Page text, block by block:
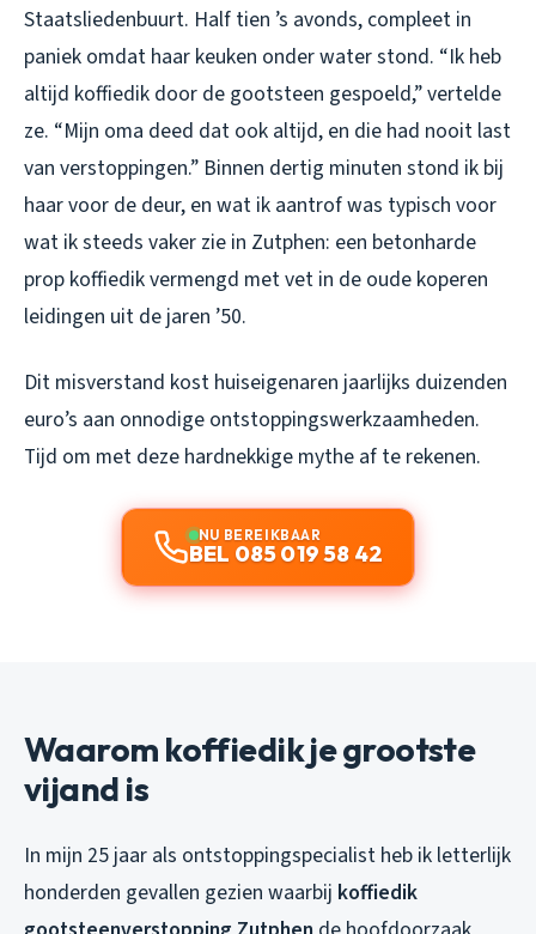
Staatsliedenbuurt. Half tien ’s avonds, compleet in
paniek omdat haar keuken onder water stond. “Ik heb
altijd koffiedik door de gootsteen gespoeld,” vertelde
ze. “Mijn oma deed dat ook altijd, en die had nooit last
van verstoppingen.” Binnen dertig minuten stond ik bij
haar voor de deur, en wat ik aantrof was typisch voor
wat ik steeds vaker zie in Zutphen: een betonharde
prop koffiedik vermengd met vet in de oude koperen
leidingen uit de jaren ’50.
Dit misverstand kost huiseigenaren jaarlijks duizenden
euro’s aan onnodige ontstoppingswerkzaamheden.
Tijd om met deze hardnekkige mythe af te rekenen.
NU BEREIKBAAR
BEL 085 019 58 42
Waarom koffiedik je grootste
vijand is
In mijn 25 jaar als ontstoppingspecialist heb ik letterlijk
honderden gevallen gezien waarbij koffiedik